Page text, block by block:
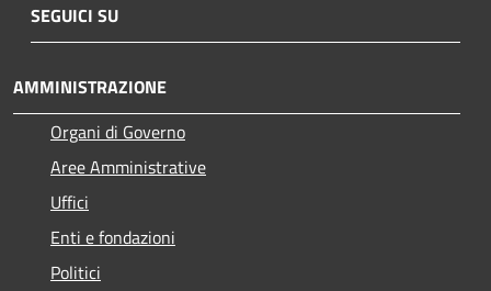
SEGUICI SU
AMMINISTRAZIONE
Organi di Governo
Aree Amministrative
Uffici
Enti e fondazioni
Politici